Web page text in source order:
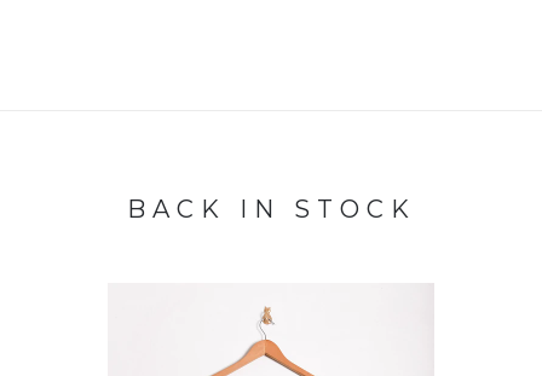
BACK IN STOCK